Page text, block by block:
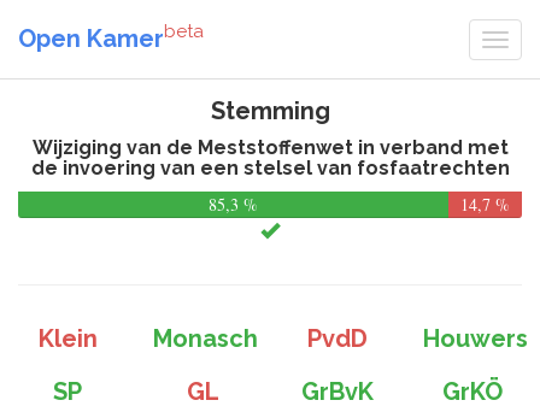
Open Kamerbeta
Stemming
Wijziging van de Meststoffenwet in verband met
de invoering van een stelsel van fosfaatrechten
85,3 %
14,7 %
Klein Monasch PvdD
Houwers
SP
GL GrBvK
GrKÖ